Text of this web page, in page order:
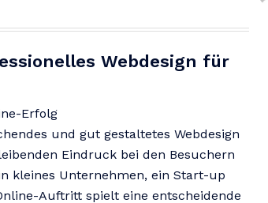
Webdesign für
Erfolg
und gut gestaltetes Webdesign
Eindruck bei den Besuchern
kleines Unternehmen, ein Start-up
Auftritt spielt eine entscheidende